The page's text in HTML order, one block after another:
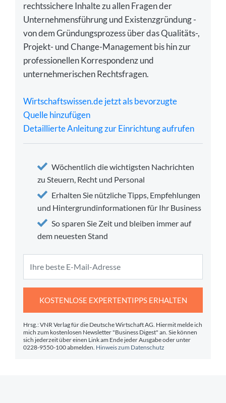
rechtssichere Inhalte zu allen Fragen der
Unternehmensführung und Existenzgründung -
von dem Gründungsprozess über das Qualitäts-,
Projekt- und Change-Management bis hin zur
professionellen Korrespondenz und
unternehmerischen Rechtsfragen.
Wirtschaftswissen.de jetzt als bevorzugte
Quelle hinzufügen
Detaillierte Anleitung zur Einrichtung aufrufen
Wöchentlich die wichtigsten Nachrichten
zu Steuern, Recht und Personal
Erhalten Sie nützliche Tipps, Empfehlungen
und Hintergrundinformationen für Ihr Business
So sparen Sie Zeit und bleiben immer auf
dem neuesten Stand
KOSTENLOSE EXPERTENTIPPS ERHALTEN
Hrsg.: VNR Verlag für die Deutsche Wirtschaft AG. Hiermit melde ich
mich zum kostenlosen Newsletter "Business Digest" an. Sie können
sich jederzeit über einen Link am Ende jeder Ausgabe oder unter
0228-9550-100 abmelden. Hinweis zum Datenschutz